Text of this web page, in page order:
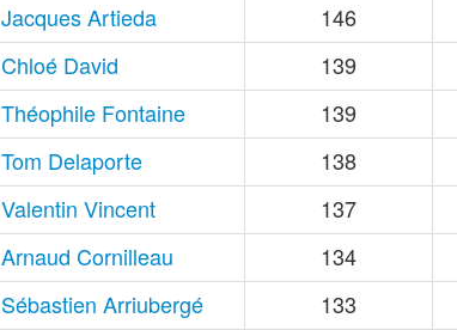
Jacques Artieda
146
Chloé David
139
Théophile Fontaine
139
Tom Delaporte
138
Valentin Vincent
137
Arnaud Cornilleau
134
Sébastien Arriubergé 133